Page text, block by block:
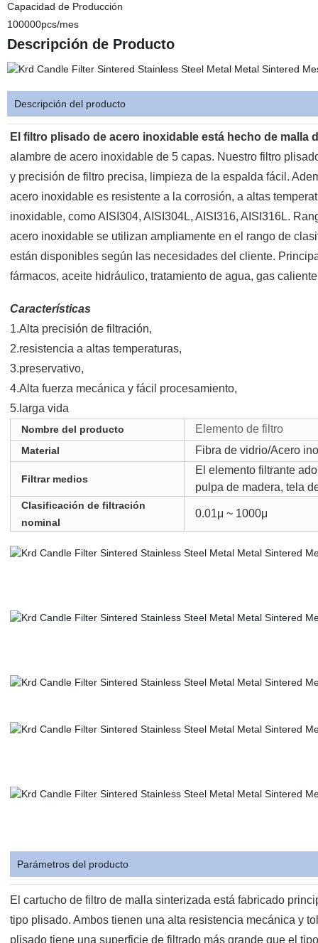
Capacidad de Producción
100000pcs/mes
Descripción de Producto
Descripción del producto
El filtro plisado de acero inoxidable está hecho de malla
alambre de acero inoxidable de 5 capas. Nuestro filtro
y precisión de filtro precisa, limpieza de la espalda fácil.
acero inoxidable es resistente a la corrosión, a altas
inoxidable, como AISI304, AISI304L, AISI316, AISI316L.
acero inoxidable se utilizan ampliamente en el rango de
están disponibles según las necesidades del cliente.
fármacos, aceite hidráulico, tratamiento de agua, gas
Características
1.Alta precisión de filtración,
2.resistencia a altas temperaturas,
3.preservativo,
4.Alta fuerza mecánica y fácil procesamiento,
5.larga vida
Nombre del producto Elemento de filtro
Material Fibra de vidrio/Acero
Filtrar medios
El elemento filtrante
pulpa de madera, tela
Clasificación de filtración
nominal
0.01μ ~ 1000μ
Parámetros del producto
El cartucho de filtro de malla sinterizada está fabricado
tipo plisado. Ambos tienen una alta resistencia mecánica y
plisado tiene una superficie de filtrado más grande que el